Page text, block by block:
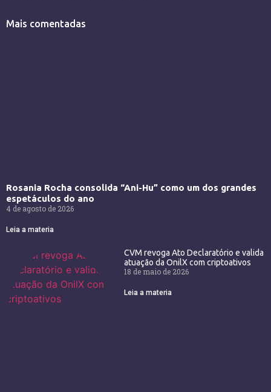
Mais comentadas
Rosania Rocha consolida “Ani-Hu” como um dos grandes
espetáculos do ano
4 de agosto de 2026
Leia a materia
CVM revoga Ato Declaratório e valida
atuação da OnilX com criptoativos
18 de maio de 2026
Leia a materia